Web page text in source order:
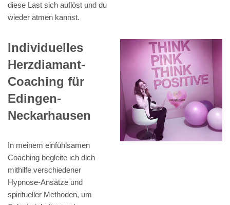
diese Last sich auflöst und du
wieder atmen kannst.
Individuelles
Herzdiamant-
Coaching für
Edingen-
Neckarhausen
In meinem einfühlsamen
Coaching begleite ich dich
mithilfe verschiedener
Hypnose-Ansätze und
spiritueller Methoden, um